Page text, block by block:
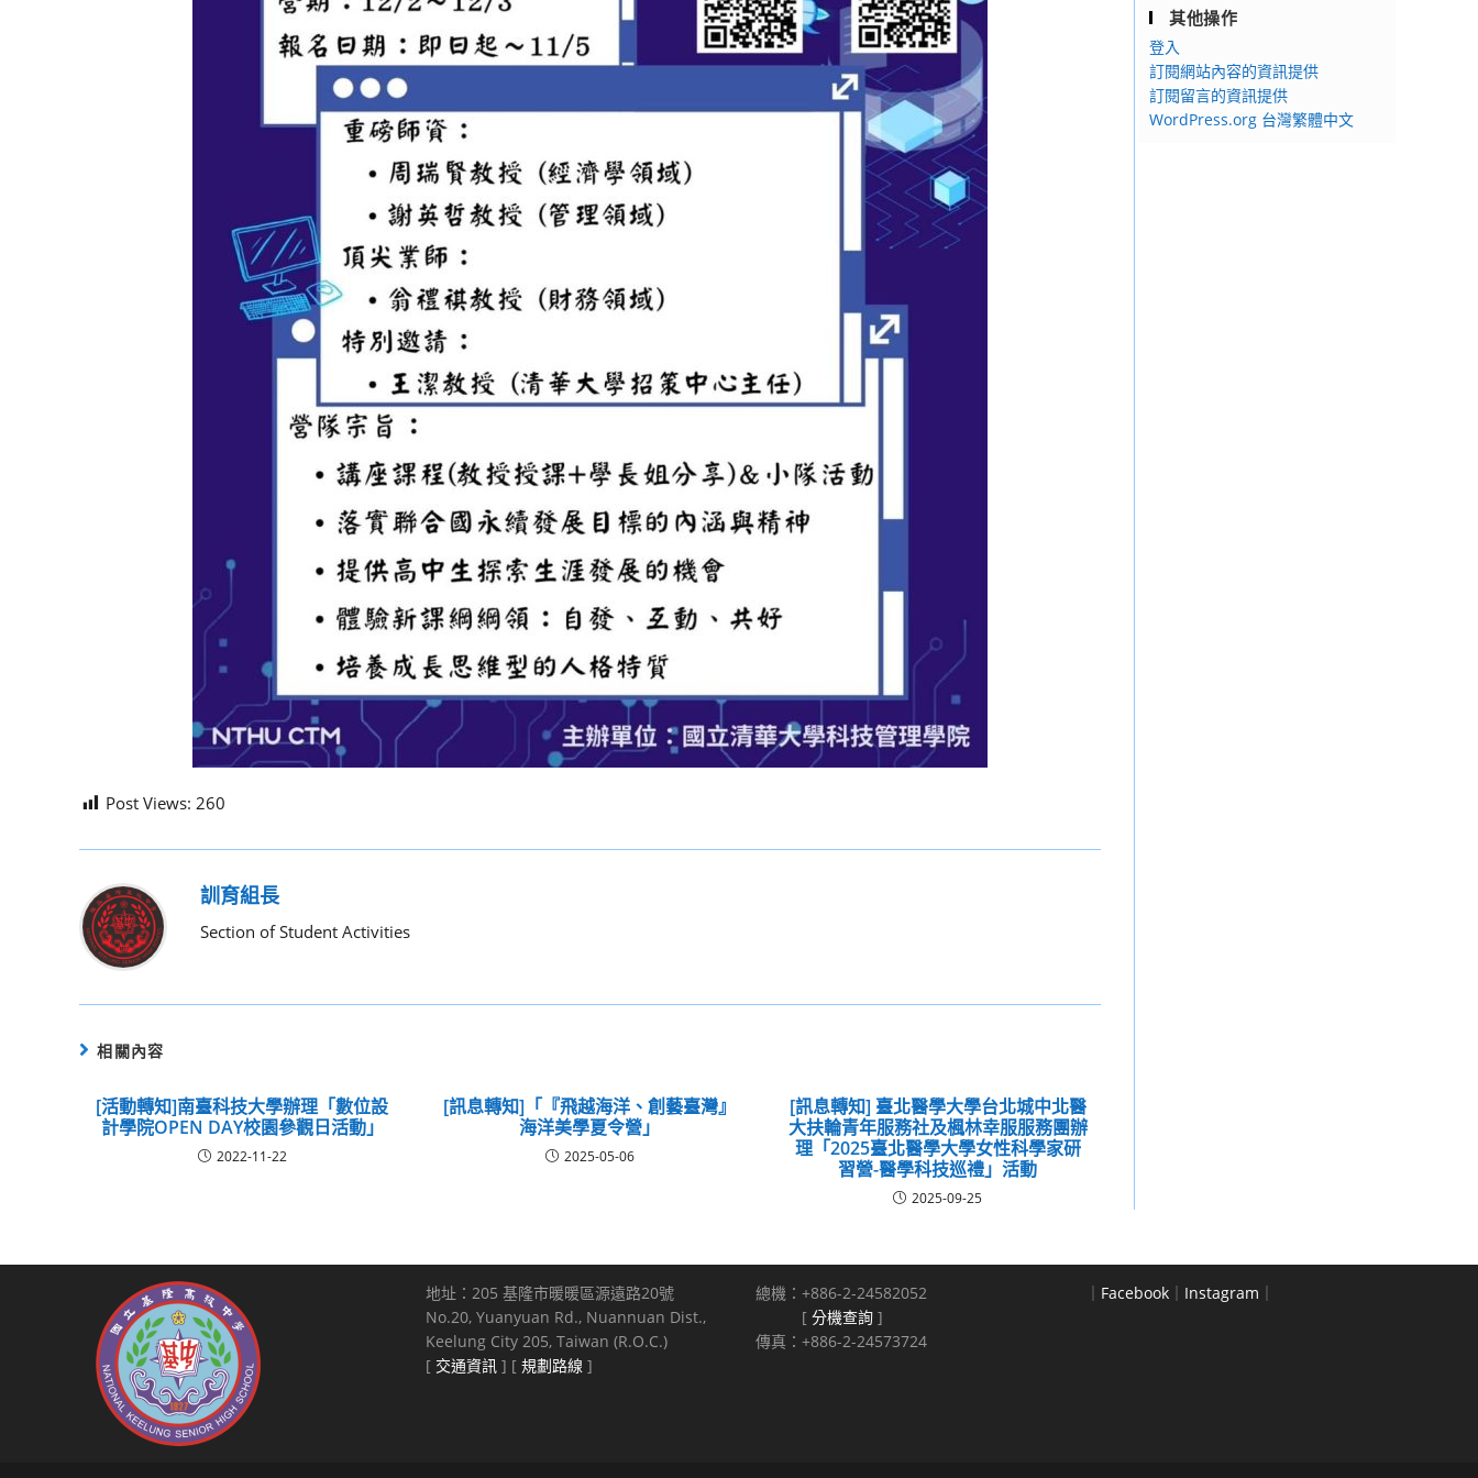
Post Views: 260
訓育組長
Section of Student Activities
相關內容
[活動轉知]南臺科技大學辦理「數位設
計學院OPEN DAY校園參觀日活動」
2022-11-22
[訊息轉知]「『飛越海洋、創藝臺灣』
海洋美學夏令營」
2025-05-06
[訊息轉知] 臺北醫學大學台北城中北醫
大扶輪青年服務社及楓林幸服服務團辦
理「2025臺北醫學大學女性科學家研
習營-醫學科技巡禮」活動
2025-09-25
其他操作
登入
訂閱網站內容的資訊提供
訂閱留言的資訊提供
WordPress.org 台灣繁體中文
地址：205 基隆市暖暖區源遠路20號
No.20, Yuanyuan Rd., Nuannuan Dist.,
Keelung City 205, Taiwan (R.O.C.)
[ 交通資訊 ] [ 規劃路線 ]
總機：+886-2-24582052
[ 分機查詢 ]
傳真：+886-2-24573724
｜ Facebook ｜ Instagram ｜